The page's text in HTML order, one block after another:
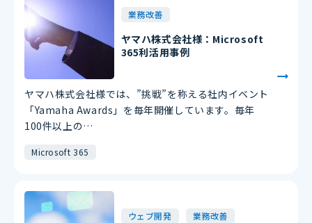
業務改善
ヤマハ株式会社様：Microsoft
365利活用事例
ヤマハ株式会社様では、”挑戦”を称える社内イベント
「Yamaha Awards」を毎年開催しています。毎年
100件以上の…
Microsoft 365
ウェブ開発 業務改善